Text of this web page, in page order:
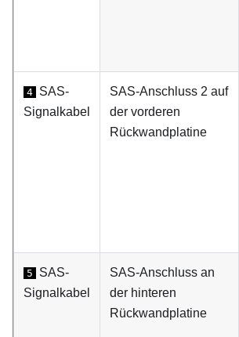
4 SAS-
Signalkabel
SAS-Anschluss 2 auf
der vorderen
Rückwandplatine
5
SAS-
Signalkabel
SAS-Anschluss an
der hinteren
Rückwandplatine